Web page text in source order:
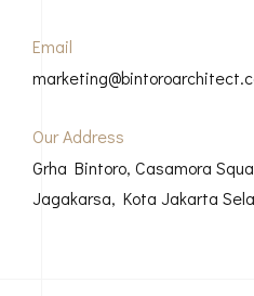
Email
Our Address
Grha Bintoro, Casamora
Jagakarsa, Kota Jakarta